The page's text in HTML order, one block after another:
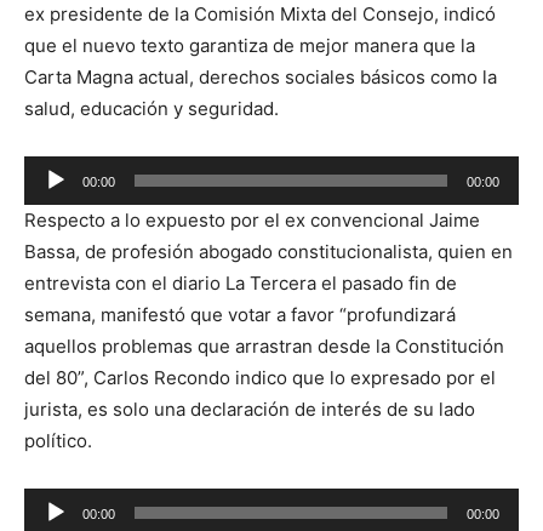
ex presidente de la Comisión Mixta del Consejo, indicó
que el nuevo texto garantiza de mejor manera que la
Carta Magna actual, derechos sociales básicos como la
salud, educación y seguridad.
Reproductor
de
audio
00:00 00:00
Respecto a lo expuesto por el ex convencional Jaime
Bassa, de profesión abogado constitucionalista, quien en
entrevista con el diario La Tercera el pasado fin de
semana, manifestó que votar a favor “profundizará
aquellos problemas que arrastran desde la Constitución
del 80”, Carlos Recondo indico que lo expresado por el
jurista, es solo una declaración de interés de su lado
político.
Reproductor
00:00 00:00